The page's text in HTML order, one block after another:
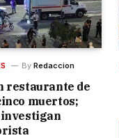
By Redaccion
restaurante de
muertos;